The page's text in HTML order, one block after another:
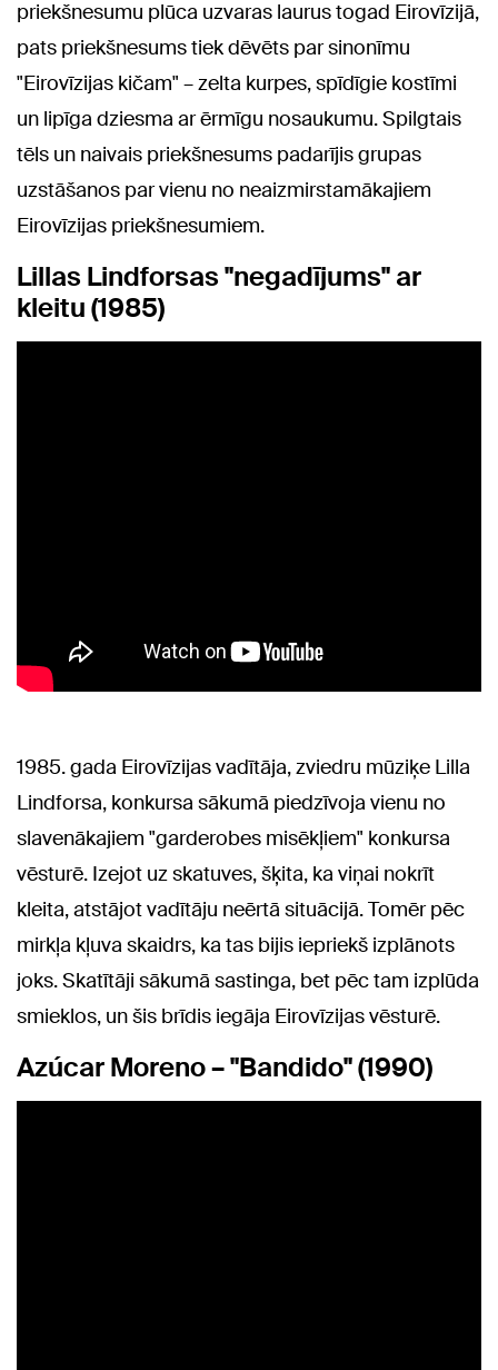
priekšnesumu plūca uzvaras laurus togad Eirovīzijā,
pats priekšnesums tiek dēvēts par sinonīmu
"Eirovīzijas kičam" – zelta kurpes, spīdīgie kostīmi
un lipīga dziesma ar ērmīgu nosaukumu. Spilgtais
tēls un naivais priekšnesums padarījis grupas
uzstāšanos par vienu no neaizmirstamākajiem
Eirovīzijas priekšnesumiem.
Lillas Lindforsas "negadījums" ar
kleitu (1985)
1985. gada Eirovīzijas vadītāja, zviedru mūziķe Lilla
Lindforsa, konkursa sākumā piedzīvoja vienu no
slavenākajiem "garderobes misēkļiem" konkursa
vēsturē. Izejot uz skatuves, šķita, ka viņai nokrīt
kleita, atstājot vadītāju neērtā situācijā. Tomēr pēc
mirkļa kļuva skaidrs, ka tas bijis iepriekš izplānots
joks. Skatītāji sākumā sastinga, bet pēc tam izplūda
smieklos, un šis brīdis iegāja Eirovīzijas vēsturē.
Azúcar Moreno – "Bandido" (1990)